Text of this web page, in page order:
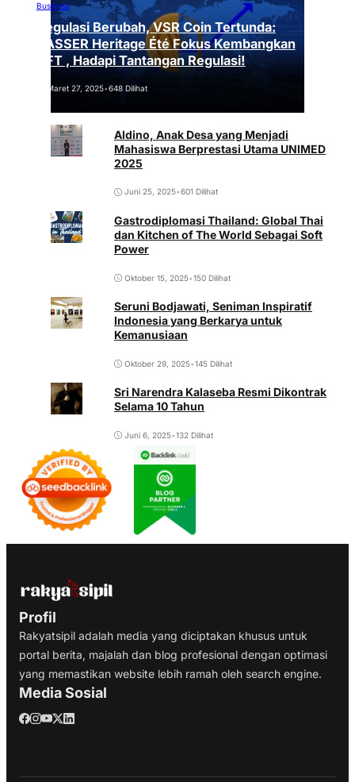
Business
Regulasi Berubah, VSR Coin Tertunda:
VASSER Heritage Été Fokus Kembangkan
NFT , Hadapi Tantangan Regulasi!
Maret 27, 2025•648 Dilihat
Aldino, Anak Desa yang Menjadi
Mahasiswa Berprestasi Utama UNIMED
2025
Juni 25, 2025•601 Dilihat
Gastrodiplomasi Thailand: Global Thai
dan Kitchen of The World Sebagai Soft
Power
Oktober 15, 2025•150 Dilihat
Seruni Bodjawati, Seniman Inspiratif
Indonesia yang Berkarya untuk
Kemanusiaan
Oktober 29, 2025•145 Dilihat
Sri Narendra Kalaseba Resmi Dikontrak
Selama 10 Tahun
Juni 6, 2025•132 Dilihat
Profil
Rakyatsipil adalah media yang diciptakan khusus untuk
portal berita, majalah dan blog profesional dengan optimasi
yang memastikan website lebih ramah oleh search engine.
Media Sosial